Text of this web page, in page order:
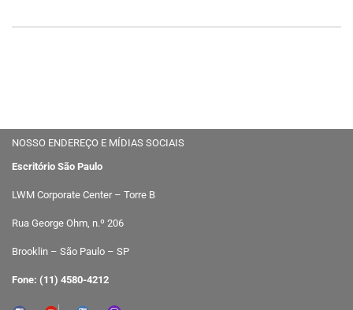
NOSSO ENDEREÇO E MÍDIAS SOCIAIS
Escritório São Paulo
LWM Corporate Center – Torre B
Rua George Ohm, n.º 206
Brooklin – São Paulo – SP
Fone: (11) 4580-4212